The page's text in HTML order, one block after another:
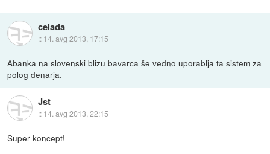
celada
:: 14. avg 2013, 17:15
Abanka na slovenski blizu bavarca še vedno uporablja ta sistem za
polog denarja.
Jst
:: 14. avg 2013, 22:15
Super koncept!